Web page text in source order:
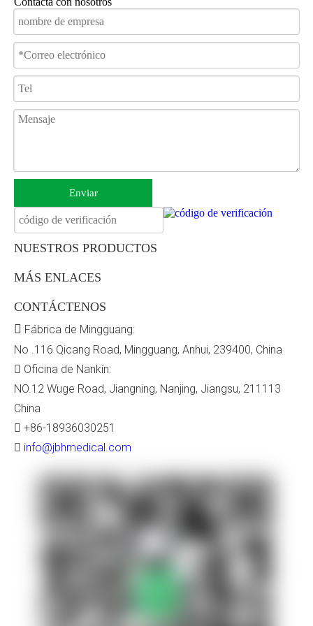
estabilidad de la gravedad.
Sistema de frenos instantáneos: el FN-W1 está equipado con un
sistema de frenos instantáneos, que proporciona potencia de
detención inmediata para una mayor seguridad.
Cable de freno oculto: el diseño de cable de freno oculto evita
que se rascen o enredar, asegurando una experiencia suave y sin
problemas.
Neumáticos sólidos con absorción de choque: la ayuda para
caminar está equipada con neumáticos sólidos que son a prueba
de pinchazos y ofrecen una excelente absorción de choque,
esfuerzo y el movimiento sin restricciones.
ergonómico que están ajustables a la altura. Ya sea de pie o
sentado, puede ajustar fácilmente el manillar a la altura perfecta
Asiento y respaldo transpirable: la ayuda para caminar está
variedad de accesorios, que incluyen una bolsa de compras, un
Enviar
NUESTROS PRODUCTOS
MÁS ENLACES
CONTÁCTENOS
 Fábrica de Mingguang:
No .116 Qicang Road, Mingguang, Anhui, 239400, China
 Oficina de Nankín:
NO.12 Wuge Road, Jiangning, Nanjing, Jiangsu, 211113
China
 +86-18936030251
 info@jbhmedical.com